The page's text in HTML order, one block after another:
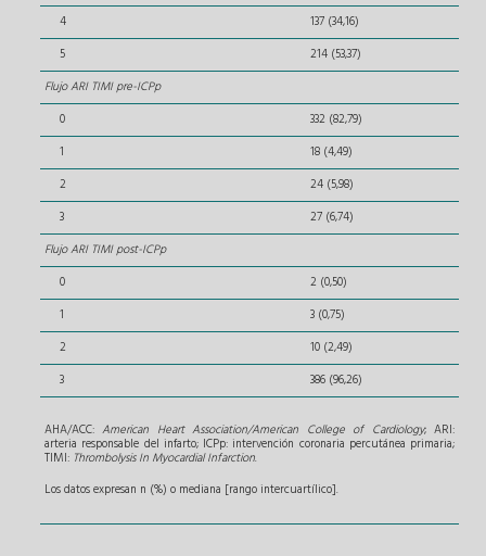
4
137 (34,16)
5
214 (53,37)
Flujo ARI TIMI pre-ICPp
0
332 (82,79)
1
18 (4,49)
2
24 (5,98)
3
27 (6,74)
Flujo ARI TIMI post-ICPp
0
2 (0,50)
1
3 (0,75)
2
10 (2,49)
3
386 (96,26)
AHA/ACC:American Heart Association/American College of Cardiology; ARI:
arteria responsable del infarto; ICPp: intervención coronaria percutánea primaria;
TIMI: Thrombolysis In Myocardial Infarction.
Los datos expresan n (%) o mediana [rango intercuartílico].